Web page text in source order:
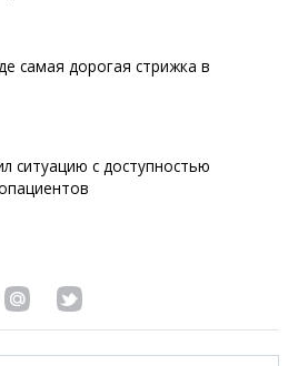
самая дорогая стрижка в
ситуацию с доступностью